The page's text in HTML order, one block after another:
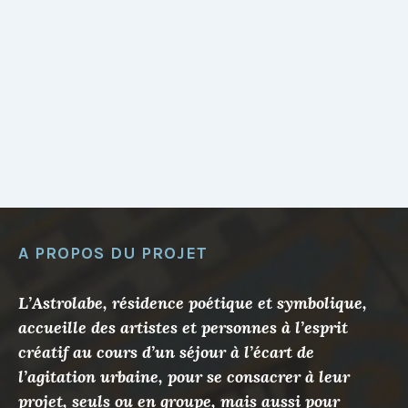
A PROPOS DU PROJET
L’Astrolabe, résidence poétique et symbolique,
accueille des artistes et personnes à l’esprit
créatif au cours d’un séjour à l’écart de
l’agitation urbaine, pour se consacrer à leur
projet, seuls ou en groupe, mais aussi pour